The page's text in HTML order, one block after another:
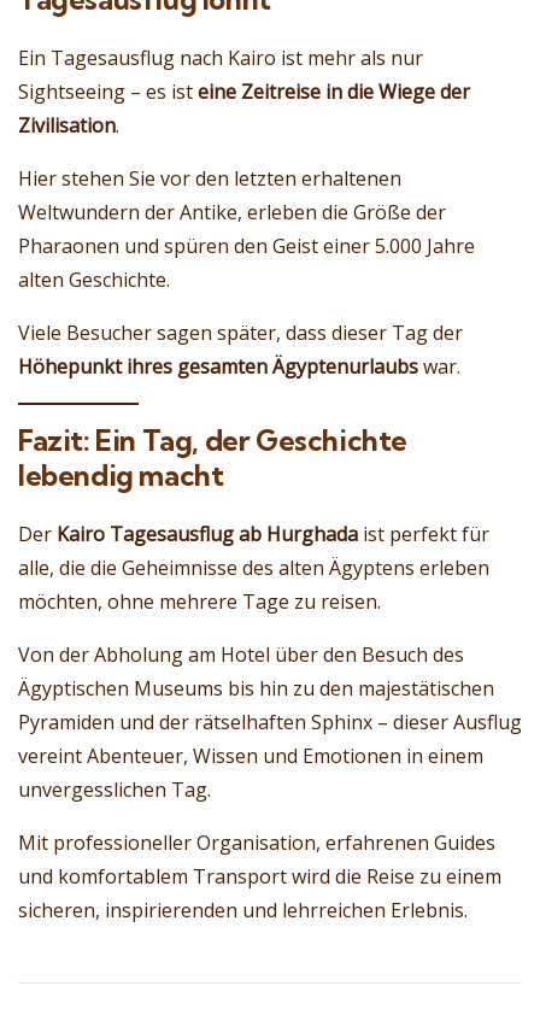
Ein Tagesausflug nach Kairo ist mehr als nur
Sightseeing – es isteine Zeitreise in die Wiege der
Zivilisation.
Hier stehen Sie vor den letzten erhaltenen
Weltwundern der Antike, erleben die Größe der
Pharaonen und spüren den Geist einer 5.000 Jahre
alten Geschichte.
Viele Besucher sagen später, dass dieser Tag der
Höhepunkt ihres gesamten Ägyptenurlaubswar.
Fazit: Ein Tag, der Geschichte
lebendig macht
Der Kairo Tagesausflug ab Hurghada ist perfekt für
alle, die die Geheimnisse des alten Ägyptens erleben
möchten, ohne mehrere Tage zu reisen.
Von der Abholung am Hotel über den Besuch des
Ägyptischen Museums bis hin zu den majestätischen
Pyramiden und der rätselhaften Sphinx – dieser Ausflug
vereint Abenteuer, Wissen und Emotionen in einem
unvergesslichen Tag.
Mit professioneller Organisation, erfahrenen Guides
und komfortablem Transport wird die Reise zu einem
sicheren, inspirierenden und lehrreichen Erlebnis.